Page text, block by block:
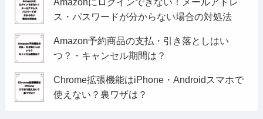
ス・パスワードが分からない場合の対処法
Amazon予約商品の支払・引き落としはい
つ？・キャンセル期間は？
Chrome拡張機能はiPhone・Androidスマホで
使えない？裏ワザは？